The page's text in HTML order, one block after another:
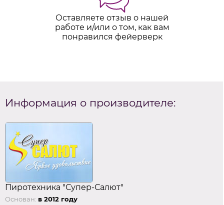
Оставляете отзыв о нашей
работе и/или о том, как вам
понравился фейерверк
Информация о производителе:
Пиротехника "Супер-Салют"
Основан: в 2012 году